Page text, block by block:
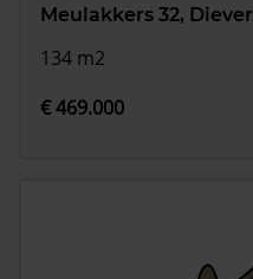
Meulakkers 32, Diever
134 m2
€ 469.000